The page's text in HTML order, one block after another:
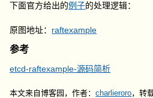
下面官方给出的例子的处理逻辑：
原图地址： raftexample
参考
etcd-raftexample-源码简析
本文来自博客园，作者：charlieroro，转